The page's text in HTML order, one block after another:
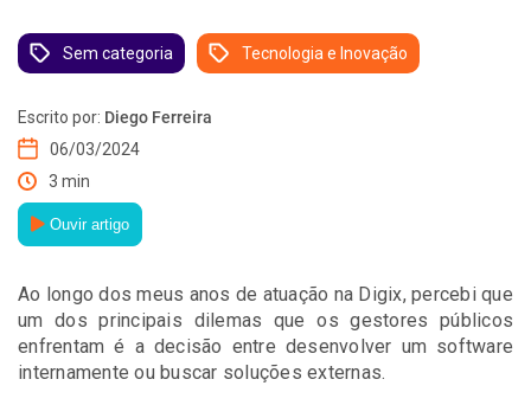
Sem categoria Tecnologia e Inovação
Escrito por: Diego Ferreira
06/03/2024
3 min
Ouvir artigo
Ao longo dos meus anos de atuação na Digix, percebi que
um dos principais dilemas que os gestores públicos
enfrentam é a decisão entre desenvolver um software
internamente ou buscar soluções externas.